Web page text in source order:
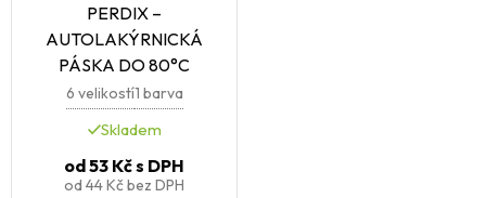
PERDIX –
AUTOLAKÝRNICKÁ
PÁSKA DO 80°C
6 velikostí1 barva
Skladem
od53 Kčs DPH
od 44 Kčbez DPH